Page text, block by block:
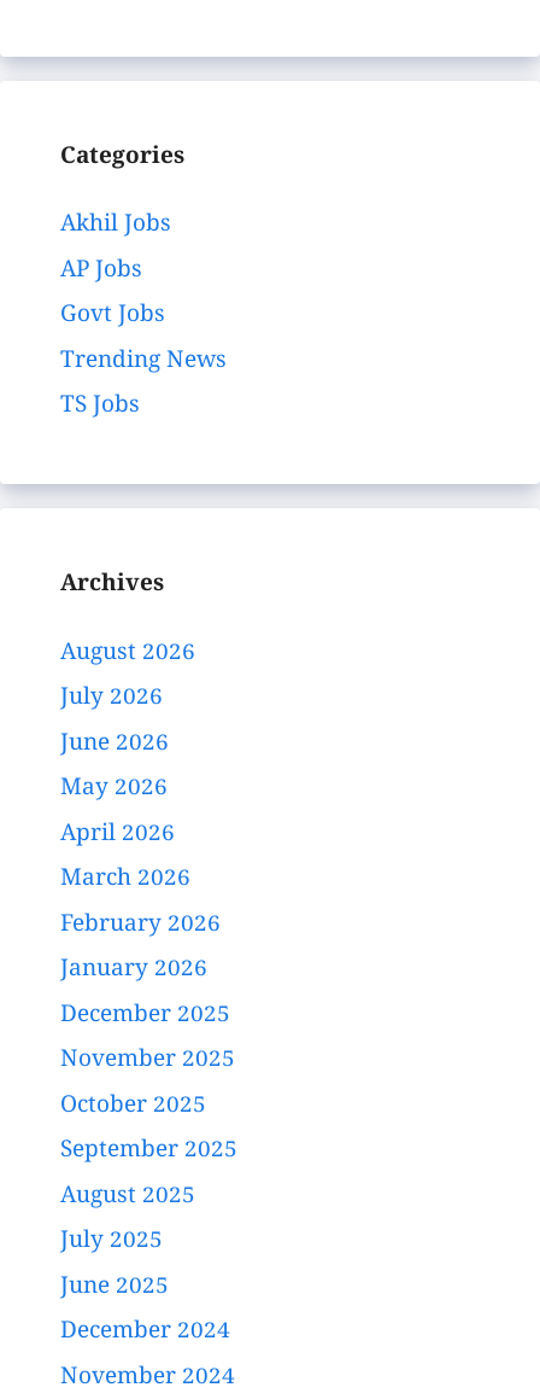
Categories
Akhil Jobs
AP Jobs
Govt Jobs
Trending News
TS Jobs
Archives
August 2026
July 2026
June 2026
May 2026
April 2026
March 2026
February 2026
January 2026
December 2025
November 2025
October 2025
September 2025
August 2025
July 2025
June 2025
December 2024
November 2024